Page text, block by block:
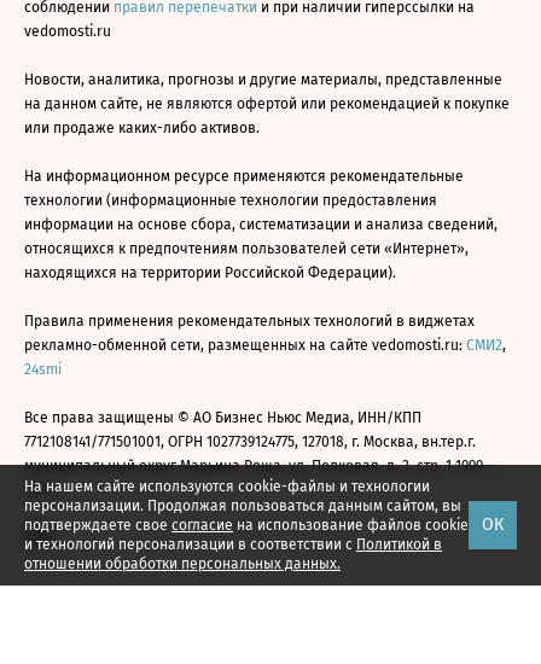
На нашем сайте используются cookie-файлы и технологии
персонализации. Продолжая пользоваться данным сайтом, вы
подтверждаете свое согласие на использование файлов cookie
и технологий персонализации в соответствии с Политикой в
отношении обработки персональных данных.
ОК
соблюдении правил перепечатки и при наличии гиперссылки на
vedomosti.ru
Новости, аналитика, прогнозы и другие материалы, представленные
на данном сайте, не являются офертой или рекомендацией к покупке
или продаже каких-либо активов.
На информационном ресурсе применяются рекомендательные
технологии (информационные технологии предоставления
информации на основе сбора, систематизации и анализа сведений,
относящихся к предпочтениям пользователей сети «Интернет»,
находящихся на территории Российской Федерации).
Правила применения рекомендательных технологий в виджетах
рекламно-обменной сети, размещенных на сайте vedomosti.ru: СМИ2,
24smi
Все права защищены © АО Бизнес Ньюс Медиа, ИНН/КПП
7712108141/771501001, ОГРН 1027739124775, 127018, г. Москва, вн.тер.г.
муниципальный округ Марьина Роща, ул. Полковая, д. 3, стр. 1 1999—
2026